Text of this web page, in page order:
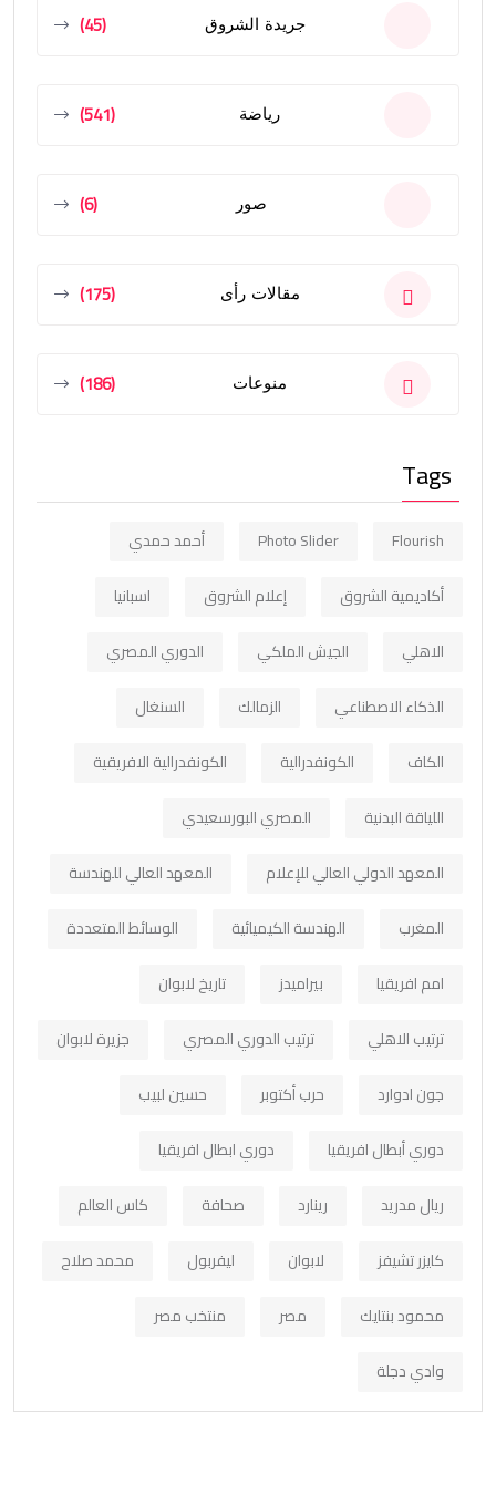
جريدة الشروق (45)
رياضة (541)
صور (6)
مقالات رأى (175)
منوعات (186)
Tags
Flourish
Photo Slider
أحمد حمدي
أكاديمية الشروق
إعلام الشروق
اسبانيا
الاهلي
الجيش الملكي
الدوري المصري
الذكاء الاصطناعي
الزمالك
السنغال
الكاف
الكونفدرالية
الكونفدرالية الافريقية
اللياقة البدنية
المصري البورسعيدي
المعهد الدولي العالي للإعلام
المعهد العالي للهندسة
المغرب
الهندسة الكيميائية
الوسائط المتعددة
امم افريقيا
بيراميدز
تاريخ لابوان
ترتيب الاهلي
ترتيب الدوري المصري
جزيرة لابوان
جون ادوارد
حرب أكتوبر
حسين لبيب
دوري أبطال افريقيا
دوري ابطال افريقيا
ريال مدريد
رينارد صحافة
كاس العالم
كايزر تشيفز
لابوان ليفربول
محمد صلاح
محمود بنتايك
مصر
منتخب مصر
وادي دجلة